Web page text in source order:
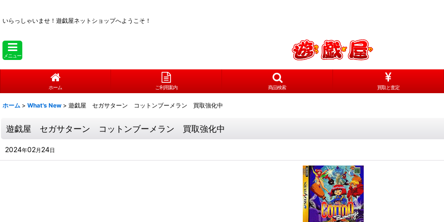
いらっしゃいませ！ 遊戯屋ネットショップへようこそ！
メニュー
ホーム ご利用案内 商品検索 買取と査定
ホーム > What's New > 遊戯屋 セガサターン コットンブーメラン 買取強化中
遊戯屋 セガサターン コットンブーメラン 買取強化中
2024年02月 24日